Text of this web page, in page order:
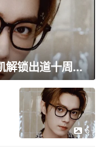
从复古休闲到先锋正装，许凯解锁出道十周年大片
6